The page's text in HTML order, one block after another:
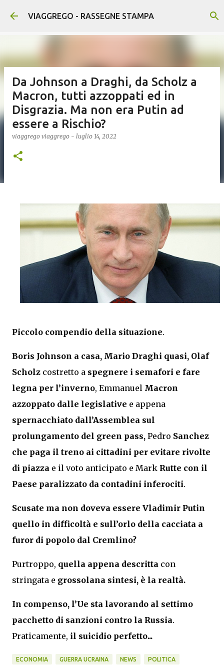
Passa ai contenuti principali
VIAGGREGO - RASSEGNE STAMPA
Da Johnson a Draghi, da Scholz a
Macron, tutti azzoppati ed in
Disgrazia. Ma non era Putin ad
essere a Rischio?
viaggrego viaggrego - luglio 14, 2022
Piccolo compendio della situazione.
Boris Johnson a casa, Mario Draghi quasi, Olaf
Scholz costretto a spegnere i semafori e fare
legna per l’inverno, Emmanuel Macron
azzoppato dalle legislative e appena
spernacchiato dall’Assemblea sul
prolungamento del green pass, Pedro Sanchez
che paga il treno ai cittadini per evitare rivolte
di piazza e il voto anticipato e Mark Rutte con il
Paese paralizzato da contadini inferociti.
Scusate ma non doveva essere Vladimir Putin
quello in difficoltà e sull’orlo della cacciata a
furor di popolo dal Cremlino?
Purtroppo, quella appena descritta con
stringata e grossolana sintesi, è la realtà.
In compenso, l’Ue sta lavorando al settimo
pacchetto di sanzioni contro la Russia.
Praticamente, il suicidio perfetto...
ECONOMIA GUERRA UCRAINA NEWS POLITICA